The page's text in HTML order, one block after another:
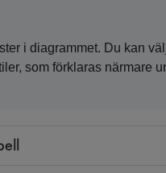
i diagrammet. Du kan
som förklaras närmare